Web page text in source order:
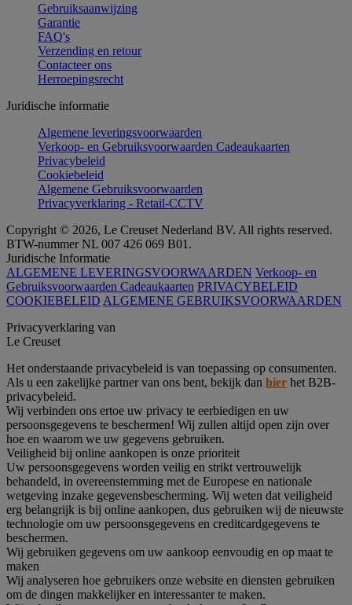
Gebruiksaanwijzing
Garantie
FAQ's
Verzending en retour
Contacteer ons
Herroepingsrecht
Juridische informatie
Algemene leveringsvoorwaarden
Verkoop- en Gebruiksvoorwaarden Cadeaukaarten
Privacybeleid
Cookiebeleid
Algemene Gebruiksvoorwaarden
Privacyverklaring - Retail-CCTV
Copyright © 2026, Le Creuset Nederland BV. All rights reserved.
BTW-nummer NL 007 426 069 B01.
Juridische Informatie
ALGEMENE LEVERINGSVOORWAARDEN Verkoop- en
Gebruiksvoorwaarden Cadeaukaarten PRIVACYBELEID
COOKIEBELEID ALGEMENE GEBRUIKSVOORWAARDEN
Privacyverklaring van
Le Creuset
Het onderstaande privacybeleid is van toepassing op consumenten.
Als u een zakelijke partner van ons bent, bekijk dan hier het B2B-
privacybeleid.
Wij verbinden ons ertoe uw privacy te eerbiedigen en uw
persoonsgegevens te beschermen! Wij zullen altijd open zijn over
hoe en waarom we uw gegevens gebruiken.
Veiligheid bij online aankopen is onze prioriteit
Uw persoonsgegevens worden veilig en strikt vertrouwelijk
behandeld, in overeenstemming met de Europese en nationale
wetgeving inzake gegevensbescherming. Wij weten dat veiligheid
erg belangrijk is bij online aankopen, dus gebruiken wij de nieuwste
technologie om uw persoonsgegevens en creditcardgegevens te
beschermen.
Wij gebruiken gegevens om uw aankoop eenvoudig en op maat te
maken
Wij analyseren hoe gebruikers onze website en diensten gebruiken
om de dingen makkelijker en interessanter te maken.